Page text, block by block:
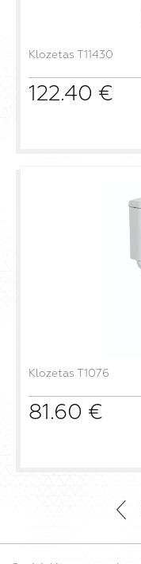
Klozetas T11430
122.40 €
Klozetas T1076
81.60 €